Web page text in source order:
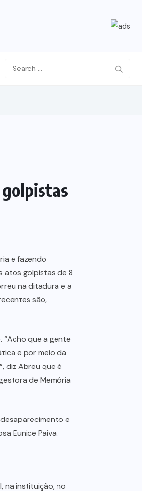
e fazendo
atos golpistas de 8
na ditadura e a
são,
que a gente
e por meio da
diz Abreu que é
de Memória
e
Eunice Paiva,